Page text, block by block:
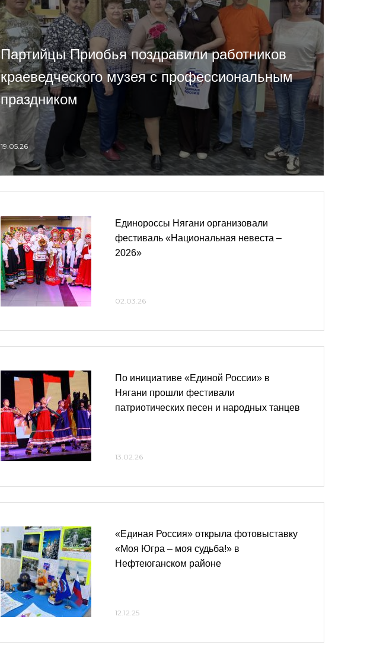
Партийцы Приобья поздравили работников
краеведческого музея с профессиональным
праздником
19.05.26
Единороссы Нягани организовали
фестиваль «Национальная невеста –
2026»
02.03.26
По инициативе «Единой России» в
Нягани прошли фестивали
патриотических песен и народных танцев
13.02.26
«Единая Россия» открыла фотовыставку
«Моя Югра – моя судьба!» в
Нефтеюганском районе
12.12.25